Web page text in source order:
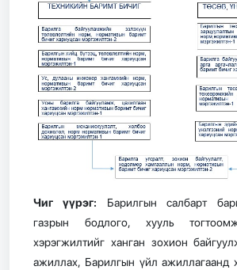
Чиг үүрэг: Барилгын салбарт
газрын бодлого, хууль
хэрэгжилтийг ханган зохион
ажиллах, Барилгын үйл ажиллагаанд